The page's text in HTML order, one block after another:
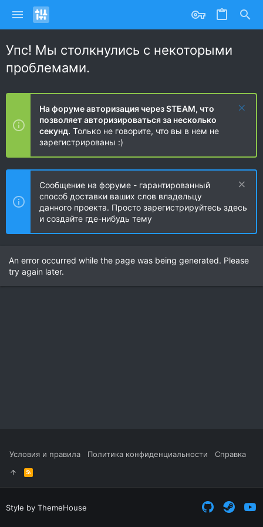
Упс! Мы столкнулись с некоторыми
проблемами.
На форуме авторизация через STEAM, что
позволяет авторизироваться за несколько
секунд. Только не говорите, что вы в нем не
зарегистрированы :)
Сообщение на форуме - гарантированный
способ доставки ваших слов владельцу
данного проекта. Просто зарегистрируйтесь здесь
и создайте где-нибудь тему
An error occurred while the page was being generated. Please
try again later.
Условия и правила Политика конфиденциальности Справка
R
S
S
Style by ThemeHouse